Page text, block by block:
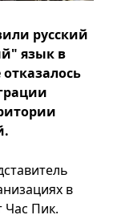
русский
язык в
в
Час Пик.